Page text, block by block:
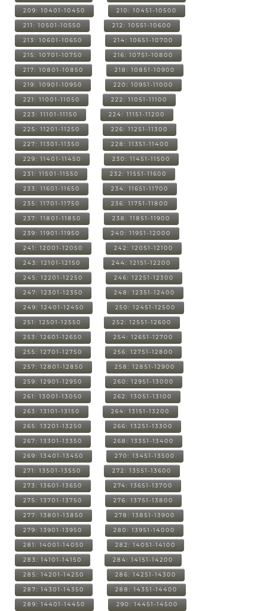
209: 10401-10450 210: 10451-10500
211: 10501-10550 212: 10551-10600
213: 10601-10650 214: 10651-10700
215: 10701-10750 216: 10751-10800
217: 10801-10850 218: 10851-10900
219: 10901-10950 220: 10951-11000
221: 11001-11050 222: 11051-11100
223: 11101-11150 224: 11151-11200
225: 11201-11250 226: 11251-11300
227: 11301-11350 228: 11351-11400
229: 11401-11450 230: 11451-11500
231: 11501-11550 232: 11551-11600
233: 11601-11650 234: 11651-11700
235: 11701-11750 236: 11751-11800
237: 11801-11850 238: 11851-11900
239: 11901-11950 240: 11951-12000
241: 12001-12050 242: 12051-12100
243: 12101-12150 244: 12151-12200
245: 12201-12250 246: 12251-12300
247: 12301-12350 248: 12351-12400
249: 12401-12450 250: 12451-12500
251: 12501-12550 252: 12551-12600
253: 12601-12650 254: 12651-12700
255: 12701-12750 256: 12751-12800
257: 12801-12850 258: 12851-12900
259: 12901-12950 260: 12951-13000
261: 13001-13050 262: 13051-13100
263: 13101-13150 264: 13151-13200
265: 13201-13250 266: 13251-13300
267: 13301-13350 268: 13351-13400
269: 13401-13450 270: 13451-13500
271: 13501-13550 272: 13551-13600
273: 13601-13650 274: 13651-13700
275: 13701-13750 276: 13751-13800
277: 13801-13850 278: 13851-13900
279: 13901-13950 280: 13951-14000
281: 14001-14050 282: 14051-14100
283: 14101-14150 284: 14151-14200
285: 14201-14250 286: 14251-14300
287: 14301-14350 288: 14351-14400
289: 14401-14450 290: 14451-14500